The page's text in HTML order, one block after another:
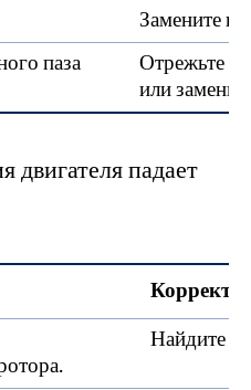
Замените
паза
Отрежьте
или
двигателя падает
Найдите и